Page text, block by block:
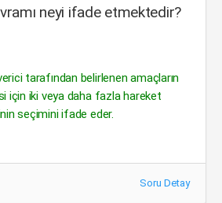
neyi ifade etmektedir?
tarafından belirlenen amaçların
için iki veya daha fazla hareket
seçimini ifade eder.
Soru Detay